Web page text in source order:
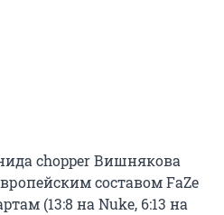
chopper Вишнякова
составом FaZe
(13:8 на Nuke, 6:13 на